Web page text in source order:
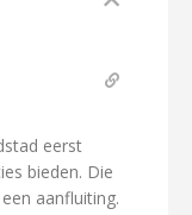
eerst
bieden. Die
aanfluiting.